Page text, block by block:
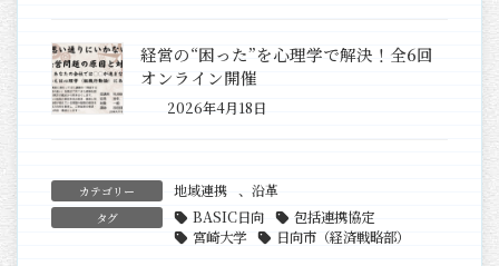
経営の“困った”を心理学で解決！全6回
オンライン開催
2026年4月18日
カテゴリー 地域連携 、 沿革
タグ BASIC日向
包括連携協定
宮崎大学
日向市（経済戦略部）